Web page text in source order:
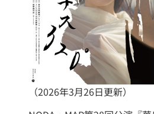
（2026年3月26日更新）